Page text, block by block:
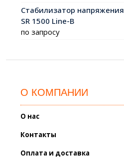
Стабилизатор
SR 1500 Line-B
по запросу
О КОМПАНИИ
О нас
Контакты
Оплата и доставка